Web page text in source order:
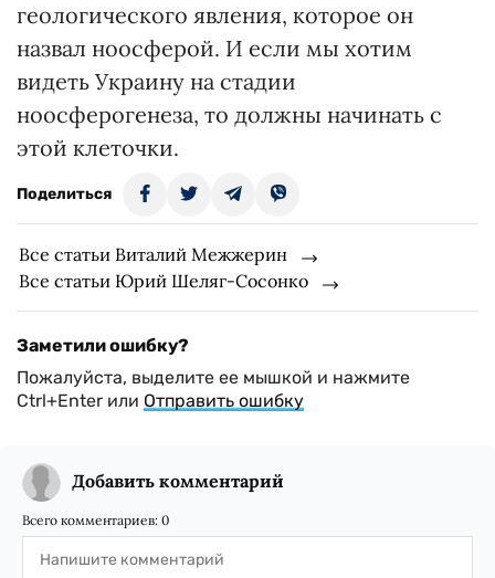
геологического явления, которое он
назвал ноосферой. И если мы хотим
видеть Украину на стадии
ноосферогенеза, то должны начинать с
этой клеточки.
Поделиться
Все статьи Виталий Межжерин
Все статьи Юрий Шеляг-Сосонко
Заметили ошибку?
Пожалуйста, выделите ее мышкой и нажмите
Ctrl+Enter или Отправить ошибку
Добавить комментарий
Всего комментариев: 0